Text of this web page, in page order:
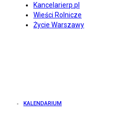
Kancelarierp.pl
Wieści Rolnicze
Życie Warszawy
KALENDARIUM